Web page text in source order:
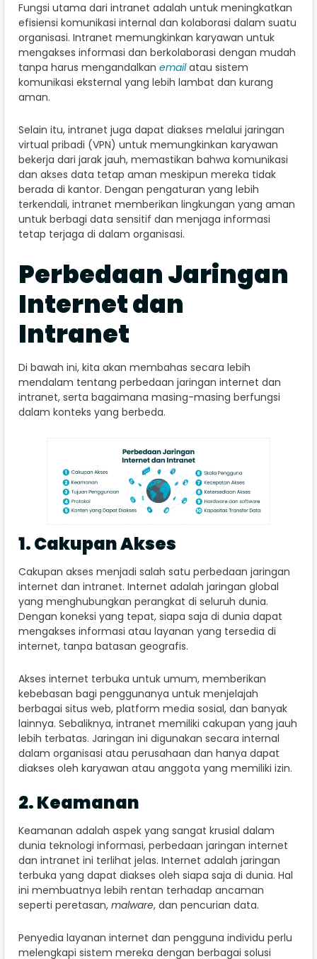
Fungsi utama dari intranet adalah untuk meningkatkan
efisiensi komunikasi internal dan kolaborasi dalam suatu
organisasi. Intranet memungkinkan karyawan untuk
mengakses informasi dan berkolaborasi dengan mudah
tanpa harus mengandalkan emailatau sistem
komunikasi eksternal yang lebih lambat dan kurang
aman.
Selain itu, intranet juga dapat diakses melalui jaringan
virtual pribadi (VPN) untuk memungkinkan karyawan
bekerja dari jarak jauh, memastikan bahwa komunikasi
dan akses data tetap aman meskipun mereka tidak
berada di kantor. Dengan pengaturan yang lebih
terkendali, intranet memberikan lingkungan yang aman
untuk berbagi data sensitif dan menjaga informasi
tetap terjaga di dalam organisasi.
Perbedaan Jaringan
Internet dan
Intranet
Di bawah ini, kita akan membahas secara lebih
mendalam tentang perbedaan jaringan internet dan
intranet, serta bagaimana masing-masing berfungsi
dalam konteks yang berbeda.
1. Cakupan Akses
Cakupan akses menjadi salah satu perbedaan jaringan
internet dan intranet. Internet adalah jaringan global
yang menghubungkan perangkat di seluruh dunia.
Dengan koneksi yang tepat, siapa saja di dunia dapat
mengakses informasi atau layanan yang tersedia di
internet, tanpa batasan geografis.
Akses internet terbuka untuk umum, memberikan
kebebasan bagi penggunanya untuk menjelajah
berbagai situs web, platform media sosial, dan banyak
lainnya. Sebaliknya, intranet memiliki cakupan yang jauh
lebih terbatas. Jaringan ini digunakan secara internal
dalam organisasi atau perusahaan dan hanya dapat
diakses oleh karyawan atau anggota yang memiliki izin.
2. Keamanan
Keamanan adalah aspek yang sangat krusial dalam
dunia teknologi informasi, perbedaan jaringan internet
dan intranet ini terlihat jelas. Internet adalah jaringan
terbuka yang dapat diakses oleh siapa saja di dunia. Hal
ini membuatnya lebih rentan terhadap ancaman
seperti peretasan, malware, dan pencurian data.
Penyedia layanan internet dan pengguna individu perlu
melengkapi sistem mereka dengan berbagai solusi